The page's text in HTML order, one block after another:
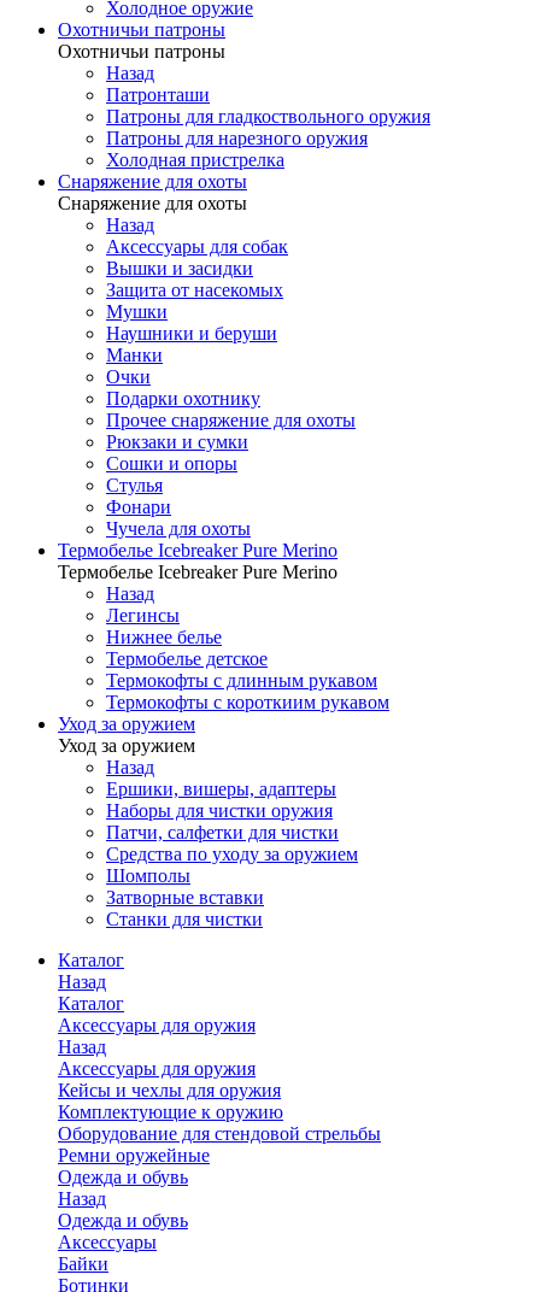
Холодное оружие
Охотничьи патроны
Охотничьи патроны
Назад
Патронташи
Патроны для гладкоствольного оружия
Патроны для нарезного оружия
Холодная пристрелка
Снаряжение для охоты
Снаряжение для охоты
Назад
Аксессуары для собак
Вышки и засидки
Защита от насекомых
Мушки
Наушники и беруши
Манки
Очки
Подарки охотнику
Прочее снаряжение для охоты
Рюкзаки и сумки
Сошки и опоры
Стулья
Фонари
Чучела для охоты
Термобелье Icebreaker Pure Merino
Термобелье Icebreaker Pure Merino
Назад
Легинсы
Нижнее белье
Термобелье детское
Термокофты с длинным рукавом
Термокофты с короткиим рукавом
Уход за оружием
Уход за оружием
Назад
Ершики, вишеры, адаптеры
Наборы для чистки оружия
Патчи, салфетки для чистки
Средства по уходу за оружием
Шомполы
Затворные вставки
Станки для чистки
Каталог
Назад
Каталог
Аксессуары для оружия
Назад
Аксессуары для оружия
Кейсы и чехлы для оружия
Комплектующие к оружию
Оборудование для стендовой стрельбы
Ремни оружейные
Одежда и обувь
Назад
Одежда и обувь
Аксессуары
Байки
Ботинки